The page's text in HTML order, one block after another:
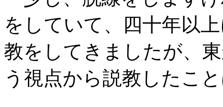
をしていて、四十年以
教をしてきましたが、
う視点から説教したこ